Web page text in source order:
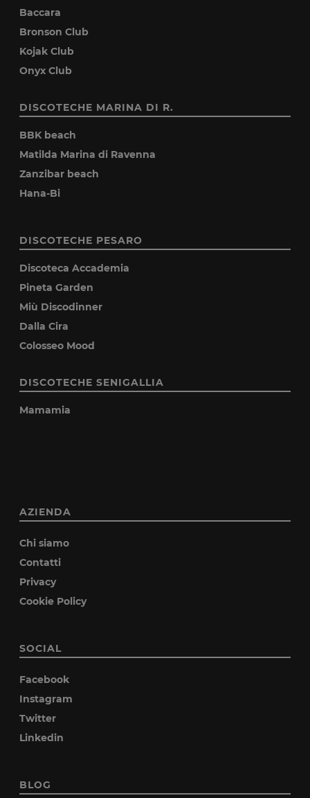
Baccara
Bronson Club
Kojak Club
Onyx Club
DISCOTECHE MARINA DI R.
BBK beach
Matilda Marina di Ravenna
Zanzibar beach
Hana-Bi
DISCOTECHE PESARO
Discoteca Accademia
Pineta Garden
Miù Discodinner
Dalla Cira
Colosseo Mood
DISCOTECHE SENIGALLIA
Mamamia
AZIENDA
Chi siamo
Contatti
Privacy
Cookie Policy
SOCIAL
Facebook
Instagram
Twitter
Linkedin
BLOG